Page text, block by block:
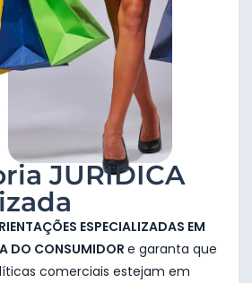
JURÍDICA
ESPECIALIZADAS EM
DO CONSUMIDOR e garanta que
comerciais estejam em